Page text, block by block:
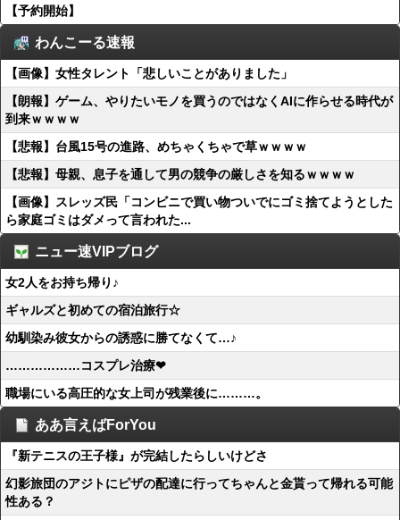
【予約開始】
わんこーる速報
【画像】女性タレント「悲しいことがありました」
【朗報】ゲーム、やりたいモノを買うのではなくAIに作らせる時代が
到来ｗｗｗｗ
【悲報】台風15号の進路、めちゃくちゃで草ｗｗｗｗ
【悲報】母親、息子を通して男の競争の厳しさを知るｗｗｗｗ
【画像】スレッズ民「コンビニで買い物ついでにゴミ捨てようとした
ら家庭ゴミはダメって言われた...
ニュー速VIPブログ
女2人をお持ち帰り♪
ギャルズと初めての宿泊旅行☆
幼馴染み彼女からの誘惑に勝てなくて…♪
………………コスプレ治療❤
職場にいる高圧的な女上司が残業後に………。
ああ言えばForYou
『新テニスの王子様』が完結したらしいけどさ
幻影旅団のアジトにピザの配達に行ってちゃんと金貰って帰れる可能
性ある？